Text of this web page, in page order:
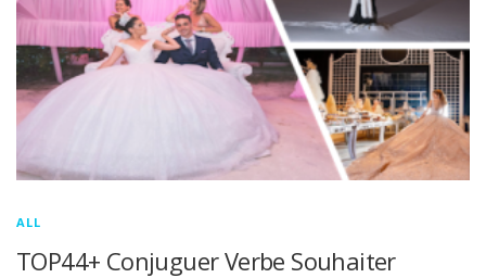
ALL
TOP44+ Conjuguer Verbe Souhaiter